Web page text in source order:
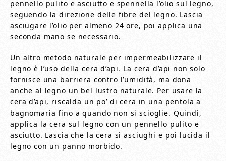
pennello pulito e asciutto e spennella l’olio sul legno,
seguendo la direzione delle fibre del legno. Lascia
asciugare l’olio per almeno 24 ore, poi applica una
seconda mano se necessario.
Un altro metodo naturale per impermeabilizzare il
legno è l’uso della cera d’api. La cera d’api non solo
fornisce una barriera contro l’umidità, ma dona
anche al legno un bel lustro naturale. Per usare la
cera d’api, riscalda un po’ di cera in una pentola a
bagnomaria fino a quando non si scioglie. Quindi,
applica la cera sul legno con un pennello pulito e
asciutto. Lascia che la cera si asciughi e poi lucida il
legno con un panno morbido.